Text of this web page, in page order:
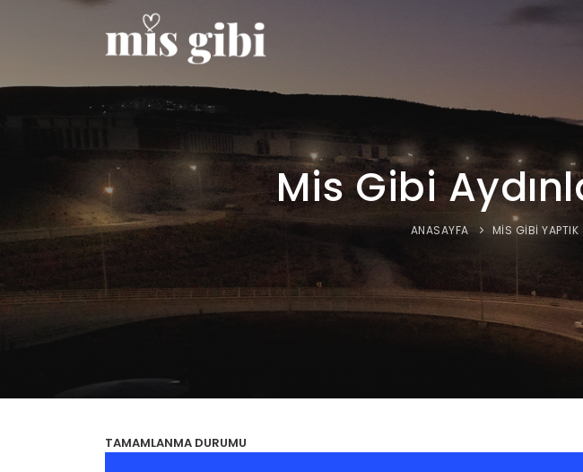
Mis Gibi
ANASAYFA MIS GIBI YAPTIK
TAMAMLANMA DURUMU